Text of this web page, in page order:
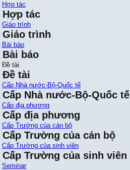
Hợp tác
Hợp tác
Giáo trình
Giáo trình
Bài báo
Bài báo
Đề tài
Đề tài
Cấp Nhà nước-Bộ-Quốc tế
Cấp Nhà nước-Bộ-Quốc tế
Cấp địa phương
Cấp địa phương
Cấp Trường của cán bộ
Cấp Trường của cán bộ
Cấp Trường của sinh viên
Cấp Trường của sinh viên
Seminar